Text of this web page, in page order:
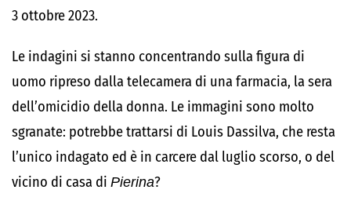
3 ottobre 2023.
Le indagini si stanno concentrando sulla figura di
uomo ripreso dalla telecamera di una farmacia, la sera
dell’omicidio della donna. Le immagini sono molto
sgranate: potrebbe trattarsi di Louis Dassilva, che resta
l’unico indagato ed è in carcere dal luglio scorso, o del
vicino di casa di Pierina?